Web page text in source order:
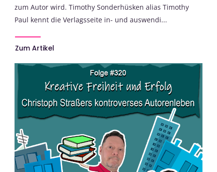
zum Autor wird. Timothy Sonderhüsken alias Timothy
Paul kennt die Verlagsseite in- und auswendi...
Zum Artikel